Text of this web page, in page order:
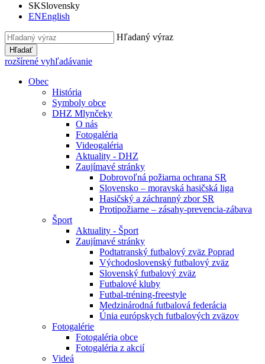
SKSlovensky
ENEnglish
Hľadaný výraz
Hľadať
rozšírené vyhľadávanie
Obec
História
Symboly obce
DHZ Mlynčeky
O nás
Fotogaléria
Videogaléria
Aktuality - DHZ
Zaujímavé stránky
Dobrovoľná požiarna ochrana SR
Slovensko – moravská hasičská liga
Hasičský a záchranný zbor SR
Protipožiarne – zásahy-prevencia-zábava
Šport
Aktuality - Šport
Zaujímavé stránky
Podtatranský futbalový zväz Poprad
Východoslovenský futbalový zväz
Slovenský futbalový zväz
Futbalové kluby
Futbal-tréning-freestyle
Medzinárodná futbalová federácia
Únia európskych futbalových zväzov
Fotogalérie
Fotogaléria obce
Fotogaléria z akcií
Videá